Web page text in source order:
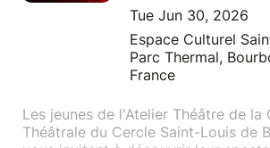
Tue Jun 30, 2026
Espace Culturel
Parc Thermal,
France
Les jeunes de l'Atelier Théâtre de la
Théâtrale du Cercle Saint-Louis de